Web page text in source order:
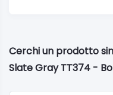
Cerchi un prodotto
Slate Gray TT374 -